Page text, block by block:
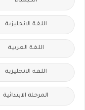
اللغة الانجليزية
اللغة العربية
اللغه الانجليزية
المرحلة الابتدائية